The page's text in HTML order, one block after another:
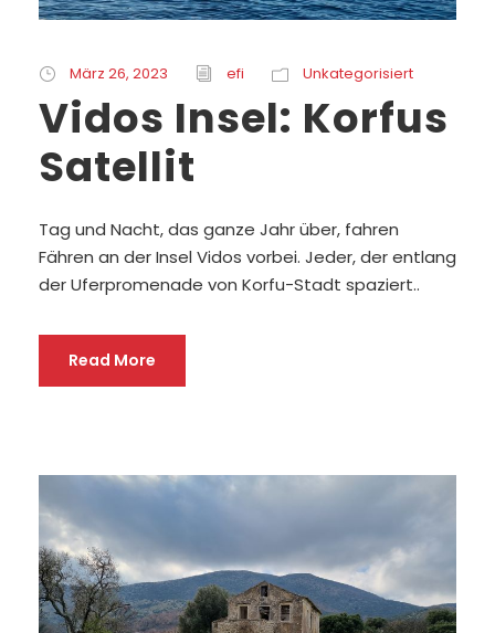
März 26, 2023 efi Unkategorisiert
Vidos Insel: Korfus
Satellit
Tag und Nacht, das ganze Jahr über, fahren
Fähren an der Insel Vidos vorbei. Jeder, der entlang
der Uferpromenade von Korfu-Stadt spaziert..
Read More